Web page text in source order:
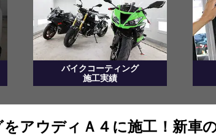
バイクコーティング
施工実績
アウディＡ４に施工！新車